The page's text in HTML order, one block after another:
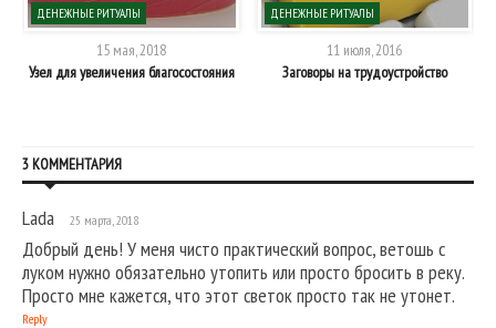
ДЕНЕЖНЫЕ РИТУАЛЫ
15 мая, 2018
Узел для увеличения благосостояния
ДЕНЕЖНЫЕ РИТУАЛЫ
11 июля, 2016
Заговоры на трудоустройство
3 КОММЕНТАРИЯ
Lada 25 марта, 2018
Добрый день! У меня чисто практический вопрос, ветошь с
луком нужно обязательно утопить или просто бросить в реку.
Просто мне кажется, что этот светок просто так не утонет.
Reply